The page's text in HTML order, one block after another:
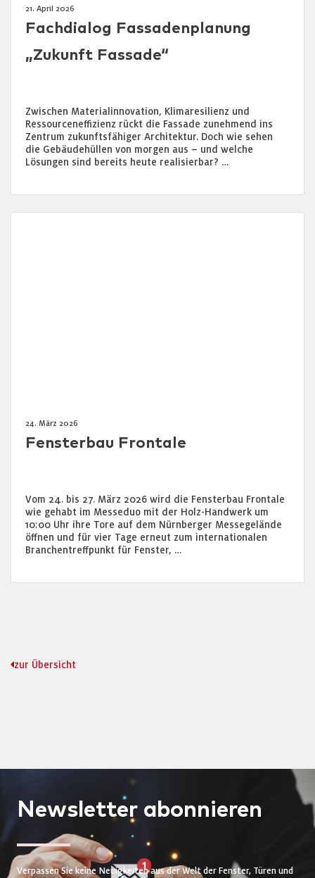
21. April 2026
Fachdialog Fassadenplanung
„Zukunft Fassade“
Zwischen Materialinnovation, Klimaresilienz und
Ressourceneffizienz rückt die Fassade zunehmend ins
Zentrum zukunftsfähiger Architektur. Doch wie sehen
die Gebäudehüllen von morgen aus – und welche
Lösungen sind bereits heute realisierbar? …
24. März 2026
Fensterbau Frontale
Vom 24. bis 27. März 2026 wird die Fensterbau Frontale
wie gehabt im Messeduo mit der Holz-Handwerk um
10:00 Uhr ihre Tore auf dem Nürnberger Messegelände
öffnen und für vier Tage erneut zum internationalen
Branchentreffpunkt für Fenster, …
zur Übersicht
Newsletter abonnieren
Verpassen Sie keine Neuigkeiten aus der Welt der Fenster, Türen und